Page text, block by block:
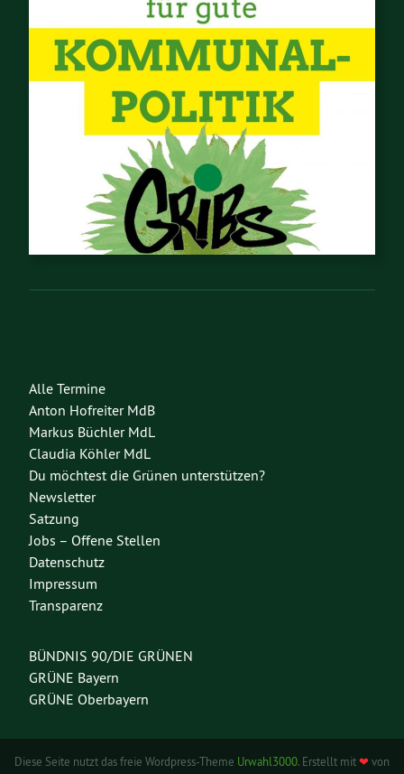
Alle Termine
Anton Hofreiter MdB
Markus Büchler MdL
Claudia Köhler MdL
Du möchtest die Grünen unterstützen?
Newsletter
Satzung
Jobs – Offene Stellen
Datenschutz
Impressum
Transparenz
BÜNDNIS 90/DIE GRÜNEN
GRÜNE Bayern
GRÜNE Oberbayern
Diese Seite nutzt das freie Wordpress-Theme Urwahl3000. Erstellt mit❤ von